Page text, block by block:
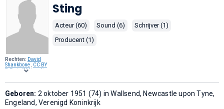
Rechten: David
Shankbone , CC BY
3.0 , via Wikimedia
Sting
Acteur (60) Sound (6)
Schrijver (1)
Producent (1)
Geboren: 2 oktober 1951 (74) in Wallsend, Newcastle upon Tyne,
Engeland, Verenigd Koninkrijk